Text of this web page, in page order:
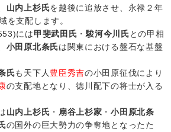
山内上杉氏を越後に追放させ、永禄２年
を支配します。
には甲斐武田氏 ・駿河今川氏との甲相
小田原北条氏は関東における盤石な基盤
氏も天下人 豊臣秀吉の小田原征伐により
の支配地となり、徳川配下の将士が入る
山内上杉氏 ・ 扇谷上杉家 ・小田原北条
の国外の巨大勢力の争奪地となったた